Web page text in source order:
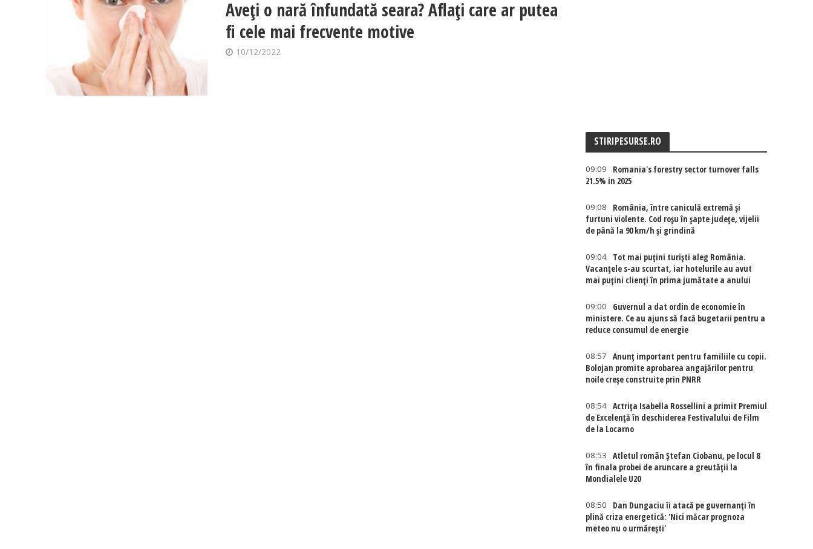
Aveți o nară înfundată seara? Aflați care ar putea
fi cele mai frecvente motive
10/12/2022
STIRIPESURSE.RO
09:09
Romania's forestry sector turnover falls
21.5% in 2025
09:08
România, între caniculă extremă și
furtuni violente. Cod roșu în șapte județe, vijelii
de până la 90 km/h și grindină
09:04
Tot mai puțini turiști aleg România.
Vacanțele s-au scurtat, iar hotelurile au avut
mai puțini clienți în prima jumătate a anului
09:00
Guvernul a dat ordin de economie în
ministere. Ce au ajuns să facă bugetarii pentru a
reduce consumul de energie
08:57
Anunț important pentru familiile cu copii.
Bolojan promite aprobarea angajărilor pentru
noile creșe construite prin PNRR
08:54 Actriţa Isabella Rossellini a primit Premiul
de Excelenţă în deschiderea Festivalului de Film
de la Locarno
08:53
Atletul român Ștefan Ciobanu, pe locul 8
în finala probei de aruncare a greutății la
Mondialele U20
08:50
Dan Dungaciu îi atacă pe guvernanți în
plină criza energetică: 'Nici măcar prognoza
meteo nu o urmărești'